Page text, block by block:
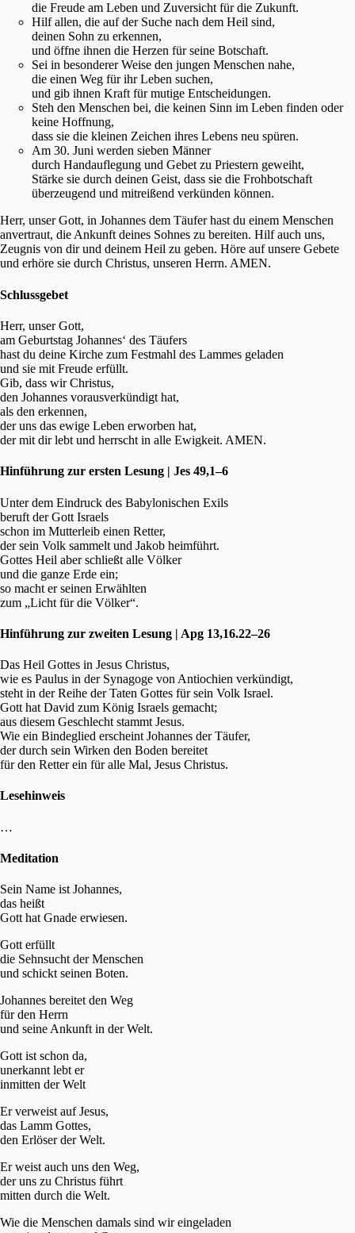
die Freude am Leben und Zuversicht für die Zukunft.
Hilf allen, die auf der Suche nach dem Heil sind,
deinen Sohn zu erkennen,
und öffne ihnen die Herzen für seine Botschaft.
Sei in besonderer Weise den jungen Menschen nahe,
die einen Weg für ihr Leben suchen,
und gib ihnen Kraft für mutige Entscheidungen.
Steh den Menschen bei, die keinen Sinn im Leben finden oder
keine Hoffnung,
dass sie die kleinen Zeichen ihres Lebens neu spüren.
Am 30. Juni werden sieben Männer
durch Handauflegung und Gebet zu Priestern geweiht,
Stärke sie durch deinen Geist, dass sie die Frohbotschaft
überzeugend und mitreißend verkünden können.
Herr, unser Gott, in Johannes dem Täufer hast du einem Menschen
anvertraut, die Ankunft deines Sohnes zu bereiten. Hilf auch uns,
Zeugnis von dir und deinem Heil zu geben. Höre auf unsere Gebete
und erhöre sie durch Christus, unseren Herrn. AMEN.
Schlussgebet
Herr, unser Gott,
am Geburtstag Johannes‘ des Täufers
hast du deine Kirche zum Festmahl des Lammes geladen
und sie mit Freude erfüllt.
Gib, dass wir Christus,
den Johannes vorausverkündigt hat,
als den erkennen,
der uns das ewige Leben erworben hat,
der mit dir lebt und herrscht in alle Ewigkeit. AMEN.
Hinführung zur ersten Lesung | Jes 49,1–6
Unter dem Eindruck des Babylonischen Exils
beruft der Gott Israels
schon im Mutterleib einen Retter,
der sein Volk sammelt und Jakob heimführt.
Gottes Heil aber schließt alle Völker
und die ganze Erde ein;
so macht er seinen Erwählten
zum „Licht für die Völker“.
Hinführung zur zweiten Lesung | Apg 13,16.22–26
Das Heil Gottes in Jesus Christus,
wie es Paulus in der Synagoge von Antiochien verkündigt,
steht in der Reihe der Taten Gottes für sein Volk Israel.
Gott hat David zum König Israels gemacht;
aus diesem Geschlecht stammt Jesus.
Wie ein Bindeglied erscheint Johannes der Täufer,
der durch sein Wirken den Boden bereitet
für den Retter ein für alle Mal, Jesus Christus.
Lesehinweis
…
Meditation
Sein Name ist Johannes,
das heißt
Gott hat Gnade erwiesen.
Gott erfüllt
die Sehnsucht der Menschen
und schickt seinen Boten.
Johannes bereitet den Weg
für den Herrn
und seine Ankunft in der Welt.
Gott ist schon da,
unerkannt lebt er
inmitten der Welt
Er verweist auf Jesus,
das Lamm Gottes,
den Erlöser der Welt.
Er weist auch uns den Weg,
der uns zu Christus führt
mitten durch die Welt.
Wie die Menschen damals sind wir eingeladen